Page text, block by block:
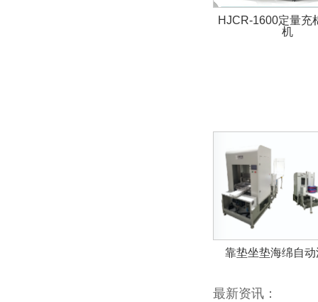
HJCR-1600定量充
机
靠垫坐垫海绵自
最新资讯：